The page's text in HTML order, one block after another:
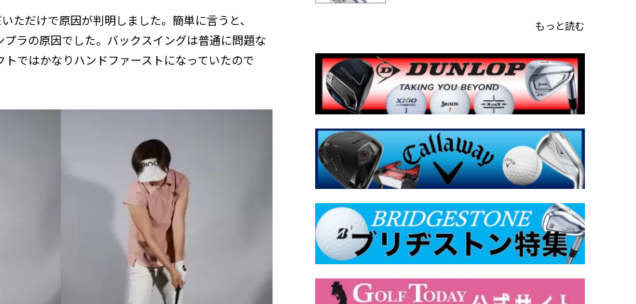
ただけで原因が判明しました。簡単に言うと、
ラの原因でした。バックスイングは普通に問題な
ではかなりハンドファーストになっていたので
もっと読む